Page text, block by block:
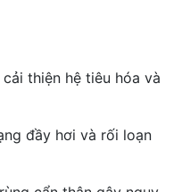
thiện hệ tiêu hóa và
đầy hơi và rối loạn